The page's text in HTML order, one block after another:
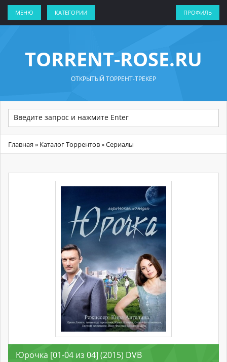
МЕНЮ КАТЕГОРИИ ПРОФИЛЬ
TORRENT-ROSE.RU
ОТКРЫТЫЙ ТОРРЕНТ-ТРЕКЕР
Главная » Каталог Торрентов» Сериалы
Юрочка [01-04 из 04] (2015) DVB